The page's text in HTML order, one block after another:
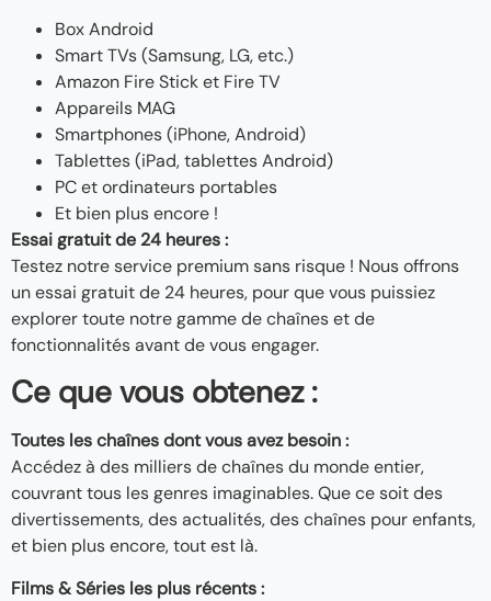
Box Android
Smart TVs (Samsung, LG, etc.)
Amazon Fire Stick et Fire TV
Appareils MAG
Smartphones (iPhone, Android)
Tablettes (iPad, tablettes Android)
PC et ordinateurs portables
Et bien plus encore !
Essai gratuit de 24 heures :
Testez notre service premium sans risque ! Nous offrons
un essai gratuit de 24 heures, pour que vous puissiez
explorer toute notre gamme de chaînes et de
fonctionnalités avant de vous engager.
Ce que vous obtenez :
Toutes les chaînes dont vous avez besoin :
Accédez à des milliers de chaînes du monde entier,
couvrant tous les genres imaginables. Que ce soit des
divertissements, des actualités, des chaînes pour enfants,
et bien plus encore, tout est là.
Films & Séries les plus récents :